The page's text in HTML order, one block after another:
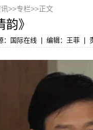
>>专栏>>正文
》
：国际在线 编辑：王菲